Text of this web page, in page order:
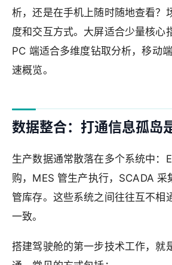
析，还是在手机上随时随地查看？
度和交互方式。大屏适合少量核心
PC 端适合多维度钻取分析，移动
速概览。
数据整合：打通信息孤岛
生产数据通常散落在多个系统中：
购，MES 管生产执行，SCADA 采
管库存。这些系统之间往往互不相
一致。
搭建驾驶舱的第一步技术工作，就